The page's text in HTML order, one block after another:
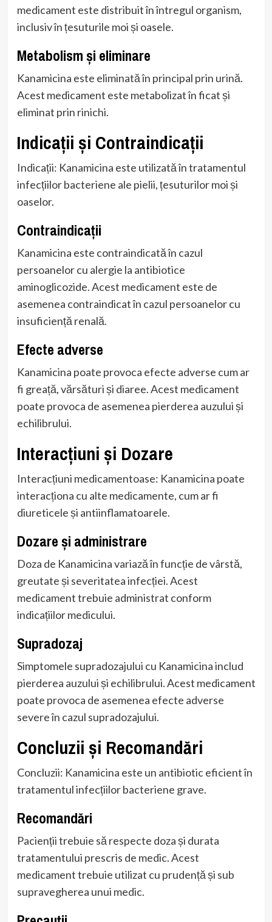
medicament este distribuit în întregul organism,
inclusiv în țesuturile moi și oasele.
Metabolism și eliminare
Kanamicina este eliminată în principal prin urină.
Acest medicament este metabolizat în ficat și
eliminat prin rinichi.
Indicații și Contraindicații
Indicații: Kanamicina este utilizată în tratamentul
infecțiilor bacteriene ale pielii, țesuturilor moi și
oaselor.
Contraindicații
Kanamicina este contraindicată în cazul
persoanelor cu alergie la antibiotice
aminoglicozide. Acest medicament este de
asemenea contraindicat în cazul persoanelor cu
insuficiență renală.
Efecte adverse
Kanamicina poate provoca efecte adverse cum ar
fi greață, vărsături și diaree. Acest medicament
poate provoca de asemenea pierderea auzului și
echilibrului.
Interacțiuni și Dozare
Interacțiuni medicamentoase: Kanamicina poate
interacționa cu alte medicamente, cum ar fi
diureticele și antiinflamatoarele.
Dozare și administrare
Doza de Kanamicina variază în funcție de vârstă,
greutate și severitatea infecției. Acest
medicament trebuie administrat conform
indicațiilor medicului.
Supradozaj
Simptomele supradozajului cu Kanamicina includ
pierderea auzului și echilibrului. Acest medicament
poate provoca de asemenea efecte adverse
severe în cazul supradozajului.
Concluzii și Recomandări
Concluzii: Kanamicina este un antibiotic eficient în
tratamentul infecțiilor bacteriene grave.
Recomandări
Pacienții trebuie să respecte doza și durata
tratamentului prescris de medic. Acest
medicament trebuie utilizat cu prudență și sub
supravegherea unui medic.